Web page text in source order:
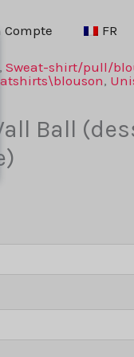
Compte FR
, Sweat-shirt/pull/
,
Ball